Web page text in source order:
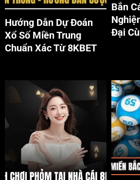
Hướng Dẫn Dự Đoán
Xổ Số Miền Trung
Chuẩn Xác Từ 8KBET
Bắn
Đại
Cách chơi Phỏm tại nhà cái
8KBET
Xổ